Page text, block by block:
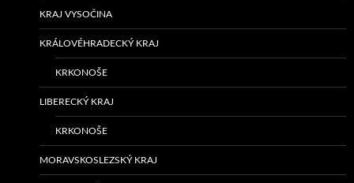
KRAJ VYSOČINA
KRÁLOVÉHRADECKÝ KRAJ
KRKONOŠE
LIBERECKÝ KRAJ
KRKONOŠE
MORAVSKOSLEZSKÝ KRAJ